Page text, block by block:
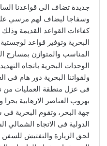
جديدة تضاف الى قواعدنا
وسفاجا ليضاف لهم مرسي
كفاءات القواعد القديمة
البحرية وتوفير قواعد
المناسب والمتوازن بمسارح
الوحدات البحرية باتجاه
ولقواتنا البحرية دور هام فى
فى عزل منطقة العمليات من
بهروب العناصر الارهابية
جهة البحر، وتقوم البحرية فى
الدولية فى الاتجاه الشمالي
لحق الزيارة والتفتيش للسفن